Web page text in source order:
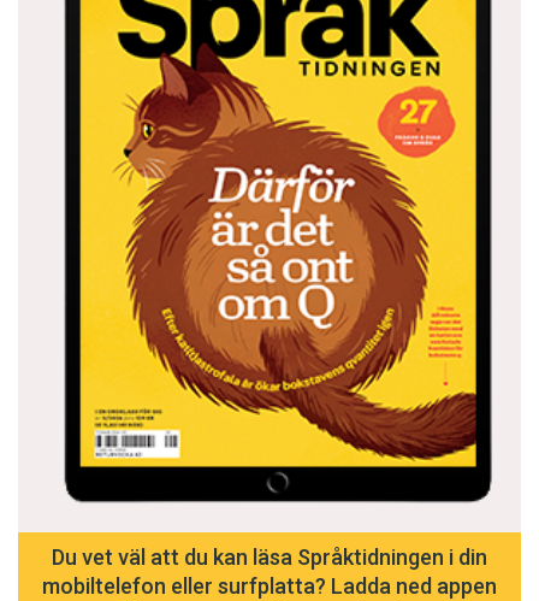
Du vet väl att du kan läsa Språktidningen i din
mobiltelefon eller surfplatta? Ladda ned appen